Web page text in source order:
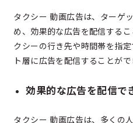
タクシー 動画広告は、ターゲ
め、効果的な広告を配信する
クシーの行き先や時間帯を指
ト層に広告を配信することがで
効果的な広告を配信で
タクシー 動画広告は、多くの